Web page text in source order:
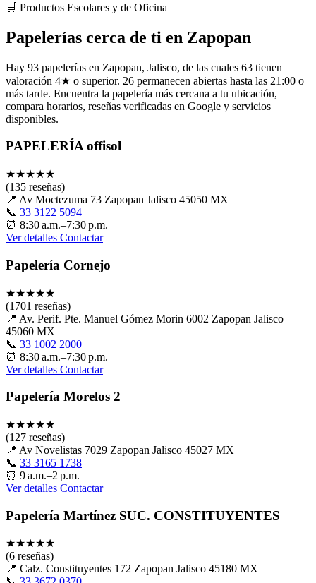
🛒 Productos Escolares y de Oficina
Papelerías cerca de ti en Zapopan
Hay 93 papelerías en Zapopan, Jalisco, de las cuales 63 tienen
valoración 4★ o superior. 26 permanecen abiertas hasta las 21:00 o
más tarde. Encuentra la papelería más cercana a tu ubicación,
compara horarios, reseñas verificadas en Google y servicios
disponibles.
PAPELERÍA offisol
★★★★★
(135 reseñas)
📍 Av Moctezuma 73 Zapopan Jalisco 45050 MX
📞 33 3122 5094
⏰ 8:30 a.m.–7:30 p.m.
Ver detalles Contactar
Papelería Cornejo
★★★★★
(1701 reseñas)
📍 Av. Perif. Pte. Manuel Gómez Morin 6002 Zapopan Jalisco
45060 MX
📞 33 1002 2000
⏰ 8:30 a.m.–7:30 p.m.
Ver detalles Contactar
Papelería Morelos 2
★★★★★
(127 reseñas)
📍 Av Novelistas 7029 Zapopan Jalisco 45027 MX
📞 33 3165 1738
⏰ 9 a.m.–2 p.m.
Ver detalles Contactar
Papelería Martínez SUC. CONSTITUYENTES
★★★★★
(6 reseñas)
📍 Calz. Constituyentes 172 Zapopan Jalisco 45180 MX